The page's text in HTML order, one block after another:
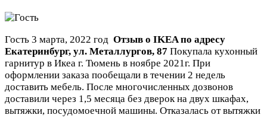
Гость 3 марта, 2022 год Отзыв о IKEA по адресу
Екатеринбург, ул. Металлургов, 87 Покупала кухонный
гарнитур в Икеа г. Тюмень в ноябре 2021г. При
оформлении заказа пообещали в течении 2 недель
доставить мебель. После многочисленных дозвонов
доставили через 1,5 месяца без дверок на двух шкафах,
вытяжки, посудомоечной машины. Отказалась от вытяжки